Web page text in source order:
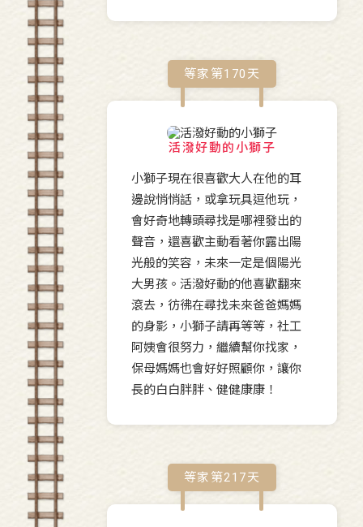
等家第170 天
活潑好動的小獅子
小獅子現在很喜歡大人在他的耳
邊說悄悄話，或拿玩具逗他玩，
會好奇地轉頭尋找是哪裡發出的
聲音，還喜歡主動看著你露出陽
光般的笑容，未來一定是個陽光
大男孩。活潑好動的他喜歡翻來
滾去，彷彿在尋找未來爸爸媽媽
的身影，小獅子請再等等，社工
阿姨會很努力，繼續幫你找家，
保母媽媽也會好好照顧你，讓你
長的白白胖胖、健健康康！
等家第217天